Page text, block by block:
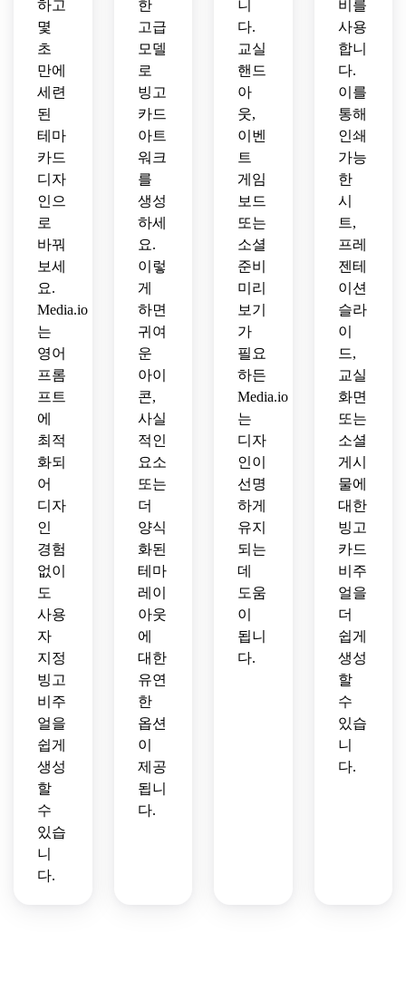
하고
몇
초
만에
세련
된
테마
카드
디자
인으
로
바꿔
보세
요.
Media.io
는
영어
프롬
프트
에
최적
화되
어
디자
인
경험
없이
도
사용
자
지정
빙고
비주
얼을
쉽게
생성
할
수
있습
니
다.
한
고급
모델
로
빙고
카드
아트
워크
를
생성
하세
요.
이렇
게
하면
귀여
운
아이
콘,
사실
적인
요소
또는
더
양식
화된
테마
레이
아웃
에
대한
유연
한
옵션
이
제공
됩니
다.
니
다.
교실
핸드
아
웃,
이벤
트
게임
보드
또는
소셜
준비
미리
보기
가
필요
하든
Media.io
는
디자
인이
선명
하게
유지
되는
데
도움
이
됩니
다.
비를
사용
합니
다.
이를
통해
인쇄
가능
한
시
트,
프레
젠테
이션
슬라
이
드,
교실
화면
또는
소셜
게시
물에
대한
빙고
카드
비주
얼을
더
쉽게
생성
할
수
있습
니
다.